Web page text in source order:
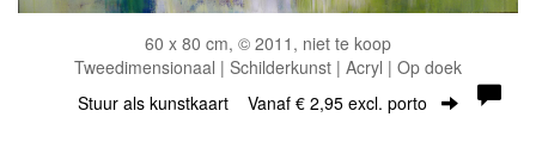
60 x 80 cm, © 2011, niet te koop
Tweedimensionaal | Schilderkunst | Acryl | Op doek
Stuur als kunstkaart Vanaf € 2,95 excl. porto